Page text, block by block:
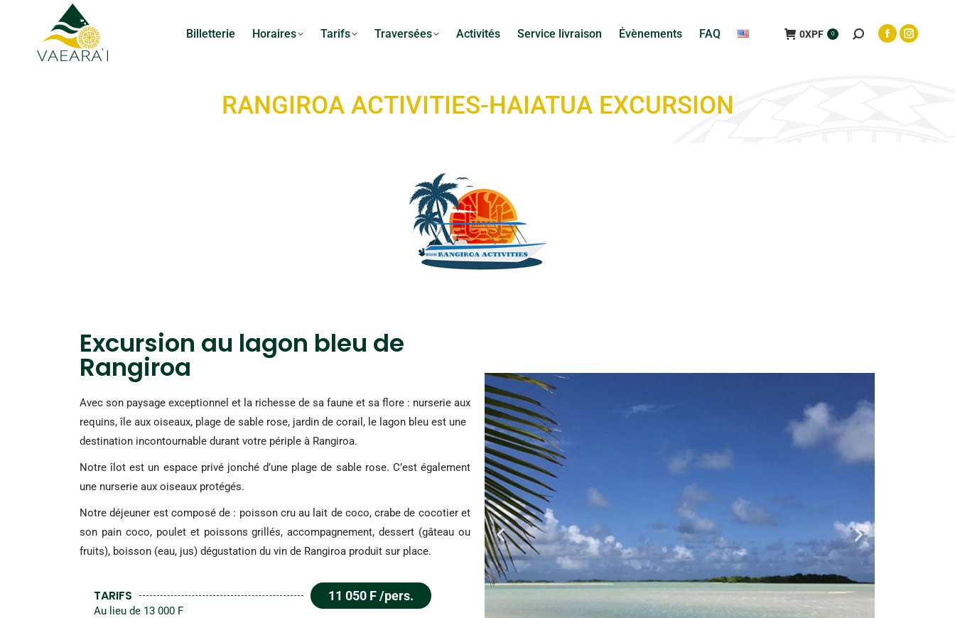
Billetterie Horaires Tarifs Traversées Activités Service livraison Ėvènements FAQ 0XPF 0
RANGIROA ACTIVITIES-HAIATUA EXCURSION
Excursion au lagon bleu de
Rangiroa
Avec son paysage exceptionnel et la richesse de sa faune et sa flore : nurserie aux
requins, île aux oiseaux, plage de sable rose, jardin de corail, le lagon bleu est une
destination incontournable durant votre périple à Rangiroa.
Notre îlot est un espace privé jonché d’une plage de sable rose. C’est également
une nurserie aux oiseaux protégés.
Notre déjeuner est composé de : poisson cru au lait de coco, crabe de cocotier et
son pain coco, poulet et poissons grillés, accompagnement, dessert (gâteau ou
fruits), boisson (eau, jus) dégustation du vin de Rangiroa produit sur place.
TARIFS 11 050 F /pers.
Au lieu de 13 000 F